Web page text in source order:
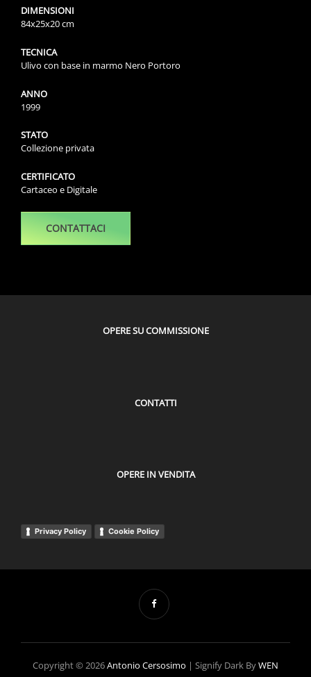
DIMENSIONI
84x25x20 cm
TECNICA
Ulivo con base in marmo Nero Portoro
ANNO
1999
STATO
Collezione privata
CERTIFICATO
Cartaceo e Digitale
CONTATTACI
OPERE SU COMMISSIONE
CONTATTI
OPERE IN VENDITA
Privacy Policy Cookie Policy
Copyright © 2026Antonio Cersosimo | Signify Dark ByWEN